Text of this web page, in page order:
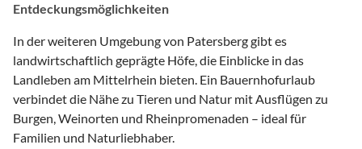
Entdeckungsmöglichkeiten
In der weiteren Umgebung von Patersberg gibt es
landwirtschaftlich geprägte Höfe, die Einblicke in das
Landleben am Mittelrhein bieten. Ein Bauernhofurlaub
verbindet die Nähe zu Tieren und Natur mit Ausflügen zu
Burgen, Weinorten und Rheinpromenaden – ideal für
Familien und Naturliebhaber.